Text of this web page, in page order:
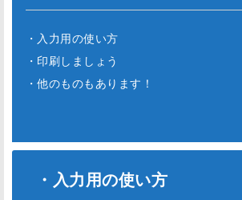
・入力用の使い方
・印刷しましょう
・他のものもあります！
・入力用の使い方